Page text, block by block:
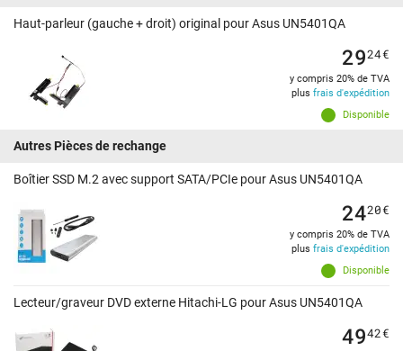
Haut-parleur (gauche + droit) original pour Asus UN5401QA
Disponible
2924€
y compris 20% de TVA
plus frais d'expédition
Autres Pièces de rechange
Boîtier SSD M.2 avec support SATA/PCIe pour Asus UN5401QA
Disponible
2420€
y compris 20% de TVA
plus frais d'expédition
Lecteur/graveur DVD externe Hitachi-LG pour Asus UN5401QA
4942€